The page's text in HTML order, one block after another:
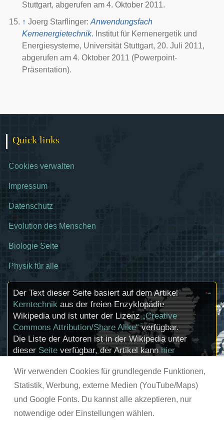
Wir verwenden Cookies für grundlegende Funktionen,
Statistik, Werbung, externe Medien (YouTube/Maps)
und Google Fonts. Du kannst alle akzeptieren, nur
notwendige oder Einstellungen wählen.
Stuttgart, abgerufen am 4. Oktober 2011.
↑ Joerg Starflinger: Anwendungsfach
Kernenergietechnik. Institut für Kernenergetik und
Energiesysteme, Universität Stuttgart, 20. Juli 2011,
abgerufen am 4. Oktober 2011 (Powerpoint-
Präsentation).
Quick links
Cookies verwalten
Impressum
Datenschutz
Evolution des Menschen
Biologie Seite
Physik für alle
Der Text dieser Seite basiert auf dem Artikel
Kerntechnik aus der freien Enzyklopädie
Wikipedia und ist unter der Lizenz„Creative
Commons Attribution/Share Alike“verfügbar.
Die Liste der Autoren ist in der Wikipedia unter
dieser Seite verfügbar, der Artikel kannhier
Urhebern und zum Lizenzstatus eingebundener
Mediendateien (etwa Bilder oder Videos) können
im Regelfall durch Anklicken dieser abgerufen